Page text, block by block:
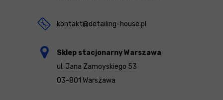
kontakt@detailing-house.pl
Sklep stacjonarny Warszawa
ul. Jana Zamoyskiego 53
03-801 Warszawa